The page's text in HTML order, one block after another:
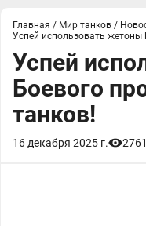
Главная / Мир танков /
Успей использовать жетоны
Успей
Боевого
танков!
16 декабря 2025 г. 2761